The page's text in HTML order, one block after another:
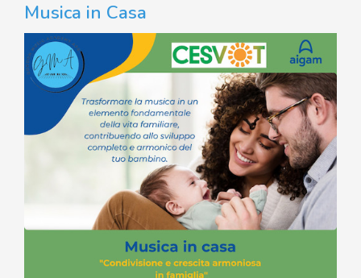
Musica in Casa